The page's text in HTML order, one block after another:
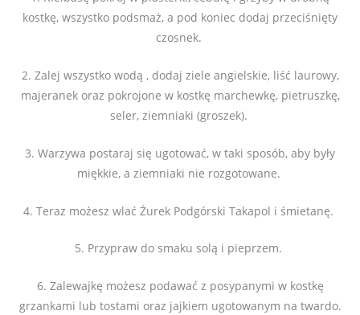
kostkę, wszystko podsmaż, a pod koniec dodaj przeciśnięty
czosnek.
2. Zalej wszystko wodą , dodaj ziele angielskie, liść laurowy,
majeranek oraz pokrojone w kostkę marchewkę, pietruszkę,
seler, ziemniaki (groszek).
3. Warzywa postaraj się ugotować, w taki sposób, aby były
miękkie, a ziemniaki nie rozgotowane.
4. Teraz możesz wlać Żurek Podgórski Takapol i śmietanę.
5. Przypraw do smaku solą i pieprzem.
6. Zalewajkę możesz podawać z posypanymi w kostkę
grzankami lub tostami oraz jajkiem ugotowanym na twardo.